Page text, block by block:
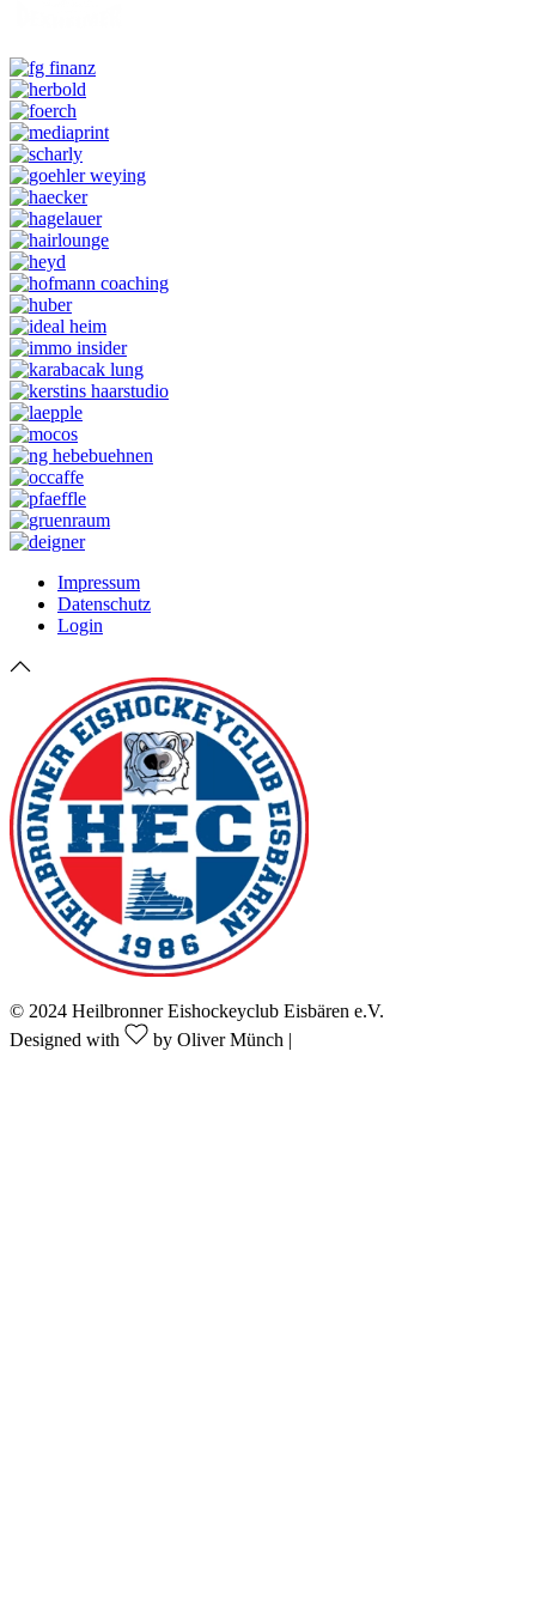
Impressum
Datenschutz
Login
© 2024 Heilbronner Eishockeyclub Eisbären e.V.
Designed with
by Oliver Münch |